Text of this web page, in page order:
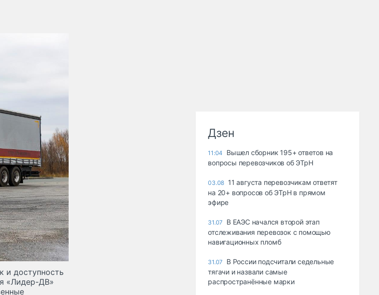
и доступность
«Лидер-ДВ»
Дзен
11:04
Вышел сборник 195+ ответов на
вопросы перевозчиков об ЭТрН
03.08 11 августа перевозчикам ответят
на 20+ вопросов об ЭТрН в прямом
эфире
31.07
В ЕАЭС начался второй этап
отслеживания перевозок с помощью
навигационных пломб
31.07
В России подсчитали седельные
тягачи и назвали самые
распространённые марки